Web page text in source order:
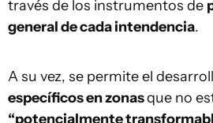
través de los instrumentos de
general de cada intendencia.
A su vez, se permite el
específicos en zonasque no
“potencialmente